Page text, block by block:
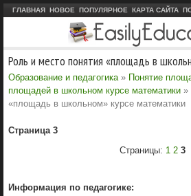
ГЛАВНАЯ НОВОЕ ПОПУЛЯРНОЕ КАРТА САЙТА
Роль и место понятия «площадь в
Образование и педагогика » Понятие
площадей в школьном курсе математики »
«площадь в школьном» курсе математики
Страница 3
Страницы: 1 2 3
Информация по педагогике: